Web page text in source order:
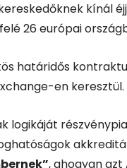
kínál
26 európai
határidős
en keresztül.
logikáját
, ahogyan